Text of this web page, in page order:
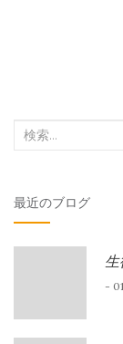
検
象:
最近のブログ
-